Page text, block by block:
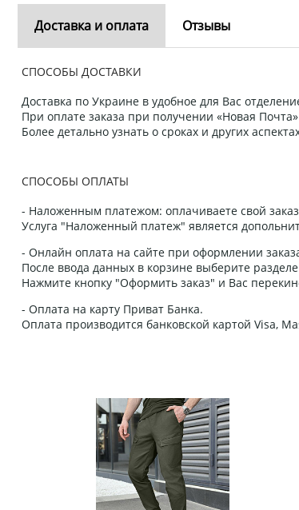
Доставка и оплата Отзывы
СПОСОБЫ ДОСТАВКИ
Доставка по Украине в удобное для Вас
При оплате заказа при получении «Новая
Более детально узнать о сроках и других
СПОСОБЫ ОПЛАТЫ
- Наложенным платежом: оплачиваете свой
Услуга "Наложенный платеж" является
- Онлайн оплата на сайте при оформлении
После ввода данных в корзине выберите
Нажмите кнопку "Оформить заказ" и Вас
- Оплата на карту Приват Банка.
Оплата производится банковской картой Visa,